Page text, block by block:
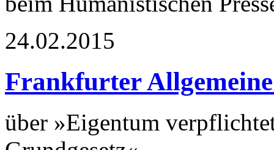
24.02.2015
Frankfurter
über »Eigentum